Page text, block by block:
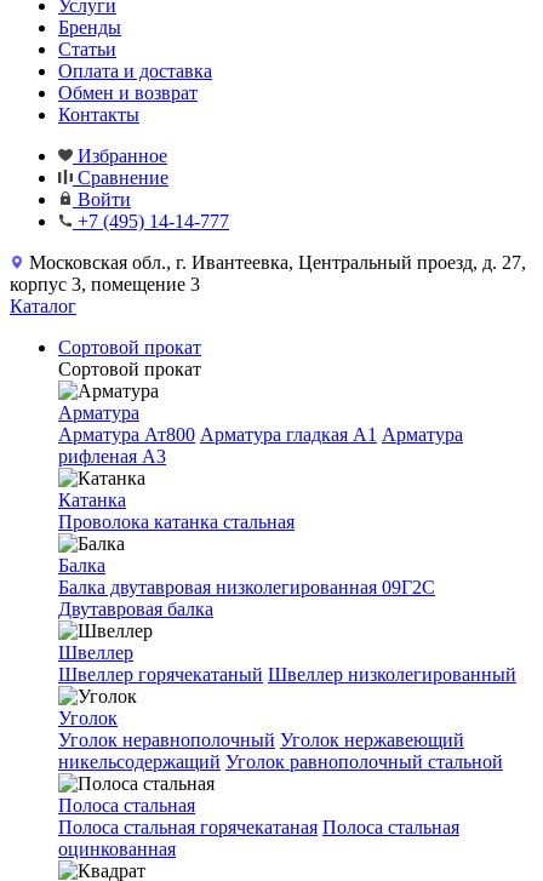
Услуги
Бренды
Статьи
Оплата и доставка
Обмен и возврат
Контакты
Избранное
Сравнение
Войти
+7 (495) 14-14-777
Московская обл., г. Ивантеевка, Центральный проезд, д. 27,
корпус 3, помещение 3
Каталог
Сортовой прокат
Сортовой прокат
Арматура
Арматура Ат800 Арматура гладкая A1 Арматура
рифленая A3
Катанка
Проволока катанка стальная
Балка
Балка двутавровая низколегированная 09Г2С
Двутавровая балка
Швеллер
Швеллер горячекатаный Швеллер низколегированный
Уголок
Уголок неравнополочный Уголок нержавеющий
никельсодержащий Уголок равнополочный стальной
Полоса стальная
Полоса стальная горячекатаная Полоса стальная
оцинкованная